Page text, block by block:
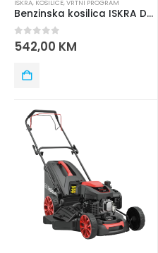
ISKRA, KOSILICE,VRTNI PROGRAM
Benzinska kosilica ISKRA DM43SC-D150
0out of 5
542,00 KM